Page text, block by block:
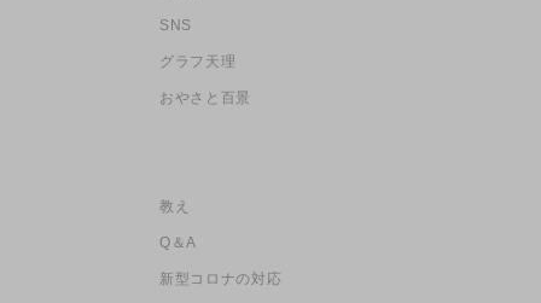
SNS
グラフ天理
おやさと百景
教え
Q＆A
新型コロナの対応